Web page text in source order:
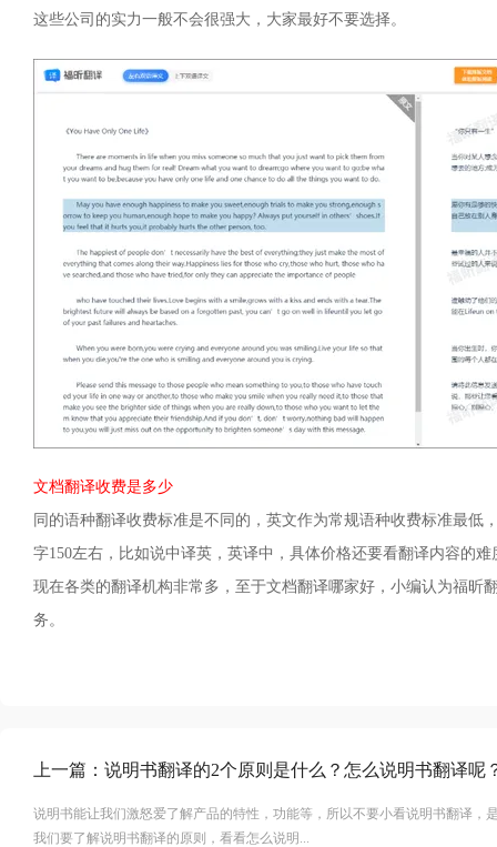
这些公司的实力一般不会很强大，大家最好不要选择。
文档翻译收费是多少
同的语种翻译收费标准是不同的，英文作为常规语种收费标准最
字150左右，比如说中译英，英译中，具体价格还要看翻译内容的难
现在各类的翻译机构非常多，至于文档翻译哪家好，小编认为福昕
务。
上一篇： 说明书翻译的2个原则是什么？怎么说明书翻译呢
说明书能让我们激怒爱了解产品的特性，功能等，所以不要小看说明书翻译，
我们要了解说明书翻译的原则，看看怎么说明...